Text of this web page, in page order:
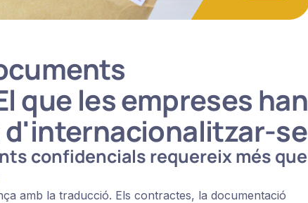
que les empreses han
d'internacionalitzar-se
confidencials requereix més que
amb la traducció. Els contractes, la documentació